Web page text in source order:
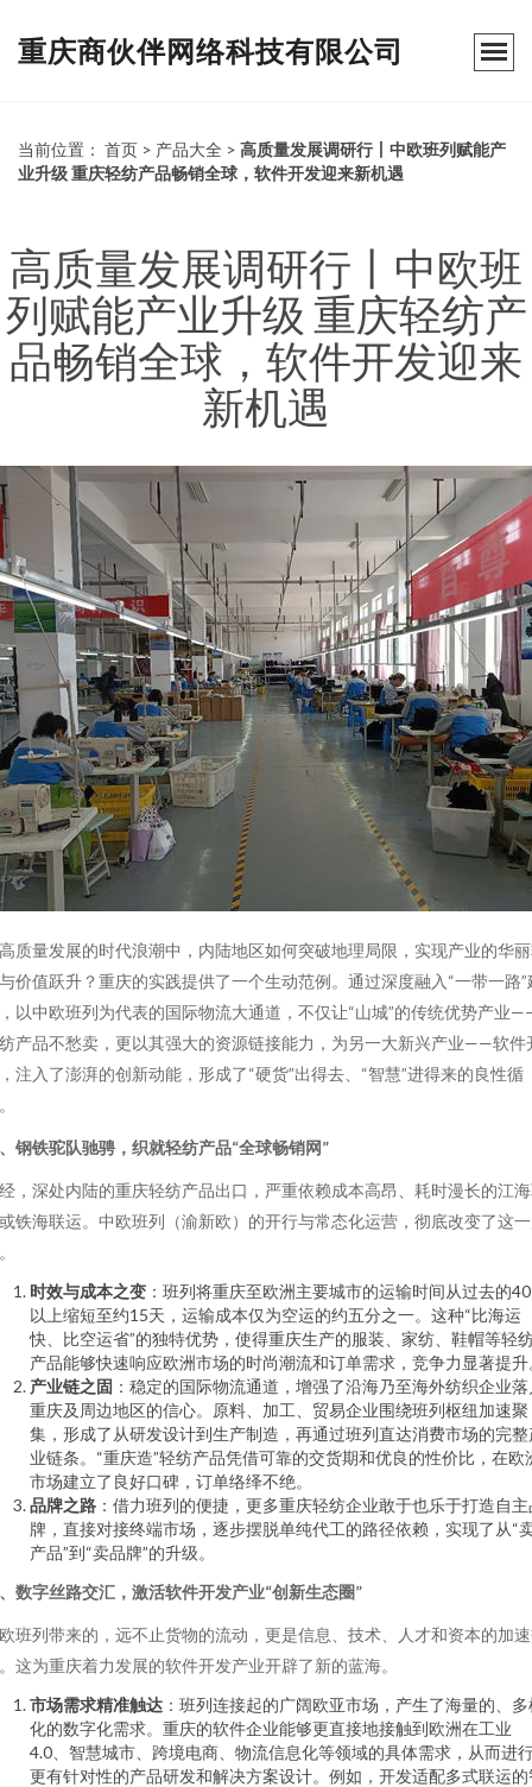
重庆商伙伴网络科技有限公司
当前位置： 首页 > 产品大全 > 高质量发展调研行丨中欧班列赋能产
业升级 重庆轻纺产品畅销全球，软件开发迎来新机遇
高质量发展调研行丨中欧班
列赋能产业升级 重庆轻纺产
品畅销全球，软件开发迎来
新机遇
质量发展的时代浪潮中，内陆地区如何突破地理局限，实现产业的华
价值跃升？重庆的实践提供了一个生动范例。通过深度融入“一带一路”
以中欧班列为代表的国际物流大通道，不仅让“山城”的传统优势产业
产品不愁卖，更以其强大的资源链接能力，为另一大新兴产业——软件
注入了澎湃的创新动能，形成了“硬货”出得去、“智慧”进得来的良性循
钢铁驼队驰骋，织就轻纺产品“全球畅销网”
，深处内陆的重庆轻纺产品出口，严重依赖成本高昂、耗时漫长的江
铁海联运。中欧班列（渝新欧）的开行与常态化运营，彻底改变了这
时效与成本之变 ：班列将重庆至欧洲主要城市的运输时间从过去的
以上缩短至约15天，运输成本仅为空运的约五分之一。这种“比海运
快、比空运省”的独特优势，使得重庆生产的服装、家纺、鞋帽等轻
产品能够快速响应欧洲市场的时尚潮流和订单需求，竞争力显著提升
产业链之固 ：稳定的国际物流通道，增强了沿海乃至海外纺织企业落
重庆及周边地区的信心。原料、加工、贸易企业围绕班列枢纽加速聚
集，形成了从研发设计到生产制造，再通过班列直达消费市场的完整
业链条。“重庆造”轻纺产品凭借可靠的交货期和优良的性价比，在欧
市场建立了良好口碑，订单络绎不绝。
品牌之路 ：借力班列的便捷，更多重庆轻纺企业敢于也乐于打造自主
牌，直接对接终端市场，逐步摆脱单纯代工的路径依赖，实现了从“
产品”到“卖品牌”的升级。
数字丝路交汇，激活软件开发产业“创新生态圈”
班列带来的，远不止货物的流动，更是信息、技术、人才和资本的加
这为重庆着力发展的软件开发产业开辟了新的蓝海。
市场需求精准触达 ：班列连接起的广阔欧亚市场，产生了海量的、
化的数字化需求。重庆的软件企业能够更直接地接触到欧洲在工业
4.0、智慧城市、跨境电商、物流信息化等领域的具体需求，从而进
更有针对性的产品研发和解决方案设计。例如，开发适配多式联运的